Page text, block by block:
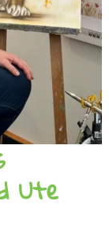
Ute